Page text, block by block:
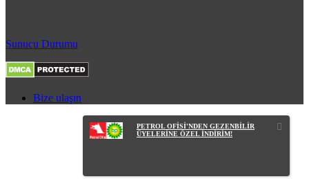
Sunucu Durumu
Bize ulaşın
PETROL OFİSİ'NDEN GEZENBİLİR
ÜYELERİNE ÖZEL İNDİRİM!